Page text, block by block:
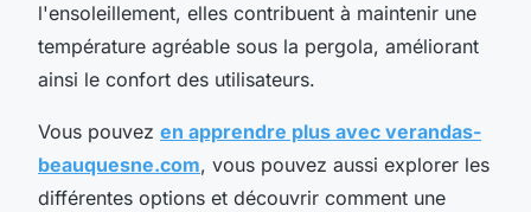
l'ensoleillement, elles contribuent à maintenir une
température agréable sous la pergola, améliorant
ainsi le confort des utilisateurs.
Vous pouvez en apprendre plus avec verandas-
beauquesne.com, vous pouvez aussi explorer les
différentes options et découvrir comment une